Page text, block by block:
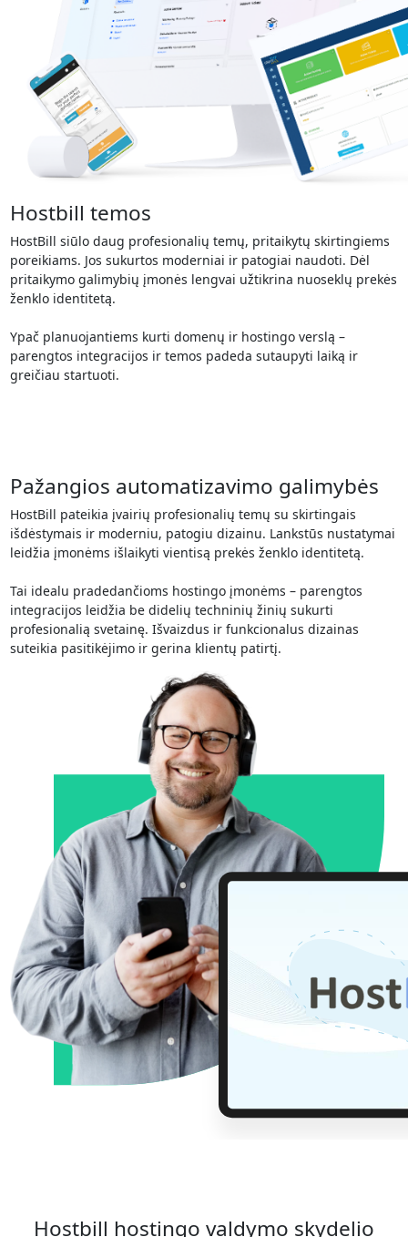
Hostbill temos
HostBill siūlo daug profesionalių temų, pritaikytų skirtingiems
poreikiams. Jos sukurtos moderniai ir patogiai naudoti. Dėl
pritaikymo galimybių įmonės lengvai užtikrina nuoseklų prekės
ženklo identitetą.
Ypač planuojantiems kurti domenų ir hostingo verslą –
parengtos integracijos ir temos padeda sutaupyti laiką ir
greičiau startuoti.
Pažangios automatizavimo galimybės
HostBill pateikia įvairių profesionalių temų su skirtingais
išdėstymais ir moderniu, patogiu dizainu. Lankstūs nustatymai
leidžia įmonėms išlaikyti vientisą prekės ženklo identitetą.
Tai idealu pradedančioms hostingo įmonėms – parengtos
integracijos leidžia be didelių techninių žinių sukurti
profesionalią svetainę. Išvaizdus ir funkcionalus dizainas
suteikia pasitikėjimo ir gerina klientų patirtį.
Hostbill hostingo valdymo skydelio